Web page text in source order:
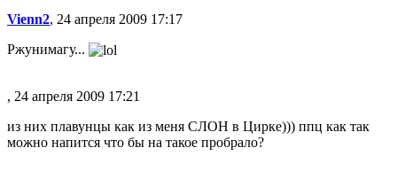
Vienn2, 24 апреля 2009 17:17
Ржунимагу...
, 24 апреля 2009 17:21
из них плавунцы как из меня СЛОН в Цирке))) ппц как так
можно напится что бы на такое пробрало?